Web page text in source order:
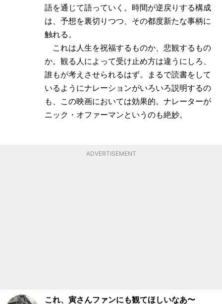
語を通じて語っていく。時間が逆戻りする構成
は、予想を裏切りつつ、その都度新たな事柄に
触れる。
これは人生を祝福するものか、悲観するもの
か。観る人によって受け止め方は違うにしろ、
誰もが考えさせられるはず。まるで読書をして
いるようにナレーションがいろいろ説明するの
も、この映画においては効果的。ナレーターが
ニック・オファーマンというのも絶妙。
ADVERTISEMENT
これ、寅さんファンにも観てほしいなあ〜